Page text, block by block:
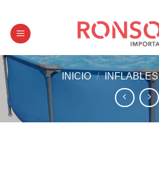
content
INICIO / INFLABLES